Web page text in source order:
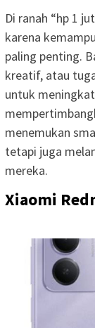
Di ranah “hp 1
karena
paling penting.
kreatif, atau
untuk
menemukan
tetapi juga
mereka.
Xiaomi